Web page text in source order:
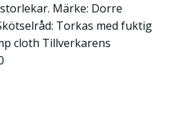
Märke: Dorre
Torkas med fuktig
cloth Tillverkarens